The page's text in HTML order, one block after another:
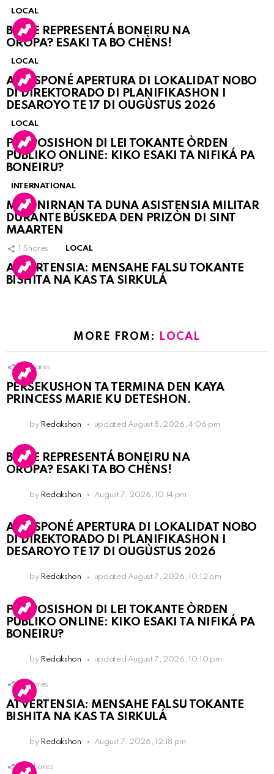
LOCAL
BO KE REPRESENTÁ BONEIRU NA
OROPA? ESAKI TA BO CHÈNS!
LOCAL
A POSPONÉ APERTURA DI LOKALIDAT NOBO
DI DIREKTORADO DI PLANIFIKASHON I
DESAROYO TE 17 DI OUGÙSTUS 2026
LOCAL
PROPOSISHON DI LEI TOKANTE ÒRDEN
PÚBLIKO ONLINE: KIKO ESAKI TA NIFIKÁ PA
BONEIRU?
INTERNATIONAL
MARINIRNAN TA DUNA ASISTENSIA MILITAR
DURANTE BÚSKEDA DEN PRIZÒN DI SINT
MAARTEN
Shares LOCAL
ATVERTENSIA: MENSAHE FALSU TOKANTE
BISHITA NA KAS TA SIRKULÁ
MORE FROM: LOCAL
Shares
PERSEKUSHON TA TERMINA DEN KAYA
PRINCESS MARIE KU DETESHON.
by Redakshon updated August 8, 2026, 4:06 pm
BO KE REPRESENTÁ BONEIRU NA
OROPA? ESAKI TA BO CHÈNS!
by Redakshon August 7, 2026, 10:14 pm
A POSPONÉ APERTURA DI LOKALIDAT NOBO
DI DIREKTORADO DI PLANIFIKASHON I
DESAROYO TE 17 DI OUGÙSTUS 2026
by Redakshon updated August 7, 2026, 10:12 pm
PROPOSISHON DI LEI TOKANTE ÒRDEN
PÚBLIKO ONLINE: KIKO ESAKI TA NIFIKÁ PA
BONEIRU?
by Redakshon updated August 7, 2026, 10:10 pm
Shares
ATVERTENSIA: MENSAHE FALSU TOKANTE
BISHITA NA KAS TA SIRKULÁ
by Redakshon August 7, 2026, 12:18 pm
16 Shares